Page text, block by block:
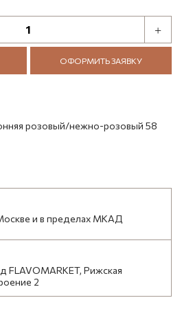
ОФОРМИТЬ ЗАЯВКУ
розовый/нежно-розовый 58
и в пределах МКАД
FLAVOMARKET, Рижская
2